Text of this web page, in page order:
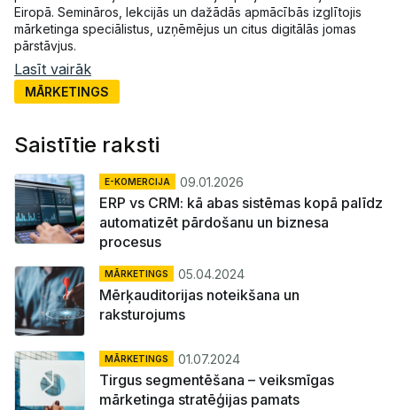
Eiropā. Semināros, lekcijās un dažādās apmācībās izglītojis
mārketinga speciālistus, uzņēmējus un citus digitālās jomas
pārstāvjus.
Lasīt vairāk
MĀRKETINGS
Saistītie raksti
E-KOMERCIJA 09.01.2026
ERP vs CRM: kā abas sistēmas kopā palīdz
automatizēt pārdošanu un biznesa
procesus
MĀRKETINGS 05.04.2024
Mērķauditorijas noteikšana un
raksturojums
MĀRKETINGS 01.07.2024
Tirgus segmentēšana – veiksmīgas
mārketinga stratēģijas pamats